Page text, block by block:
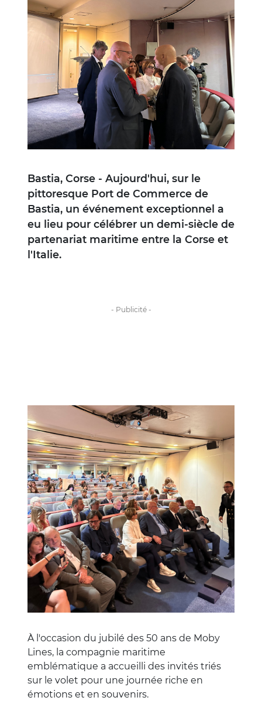
Bastia, Corse - Aujourd'hui, sur le
pittoresque Port de Commerce de
Bastia, un événement exceptionnel a
eu lieu pour célébrer un demi-siècle de
partenariat maritime entre la Corse et
l'Italie.
À l'occasion du jubilé des 50 ans de Moby
Lines, la compagnie maritime
emblématique a accueilli des invités triés
sur le volet pour une journée riche en
émotions et en souvenirs.